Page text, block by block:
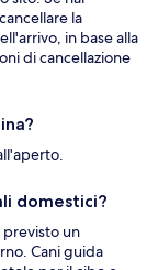
la
in base alla
di cancellazione
domestici?
previsto un
Cani guida